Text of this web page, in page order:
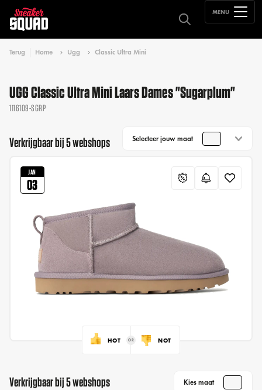
MENU
Terug Home Ugg Classic Ultra Mini
UGG Classic Ultra Mini Laars Dames "Sugarplum"
1116109-SGRP
Verkrijgbaar bij 5 webshops Selecteer jouw maat
JAN
03
HOT NOT
Verkrijgbaar bij 5 webshops Kies maat